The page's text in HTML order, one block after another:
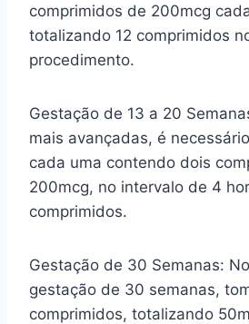
comprimidos de 200mcg
totalizando 12 comprimidos
procedimento.
Gestação de 13 a 20
mais avançadas, é
cada uma contendo dois
200mcg, no intervalo de 4
comprimidos.
Gestação de 30 Semanas:
gestação de 30 semanas,
comprimidos, totalizando